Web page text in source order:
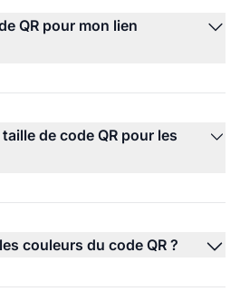
QR pour mon lien
de code QR pour les
couleurs du code QR ?